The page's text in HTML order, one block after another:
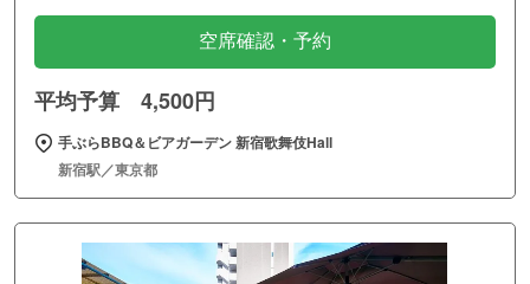
空席確認・予約
平均予算 4,500円
手ぶらBBQ＆ビアガーデン 新宿歌舞伎Hall
新宿駅／東京都